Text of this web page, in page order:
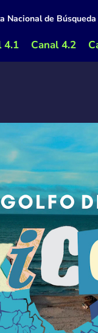
Nacional de Búsqueda
4.1 Canal 4.2